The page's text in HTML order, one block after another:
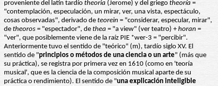
proveniente del latín tardío theoria (Jerome) y del griego theoría =
"contemplación, especulación, un mirar, ver, una vista, espectáculo,
cosas observadas", derivado de teorein = "considerar, especular, mirar",
de theoros = "espectador", de thea = "a view" (ver teatro) +horan =
"ver", que posiblemente viene de la raíz PIE *wer-3 = "percibir".
Anteriormente tuvo el sentido de "teórico" (m), tardío siglo XV. El
sentido de "principios o métodos de una ciencia o un arte" (más que
su práctica), se registra por primera vez en 1610 (como en 'teoría
musical', que es la ciencia de la composición musical aparte de su
práctica o rendimiento). El sentido de "una explicación inteligible